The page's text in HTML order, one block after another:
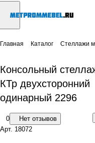
Главная Каталог Стеллажи
Консольный
КТр двухсторонний
одинарный 2296
0
Нет отзывов
Арт. 18072